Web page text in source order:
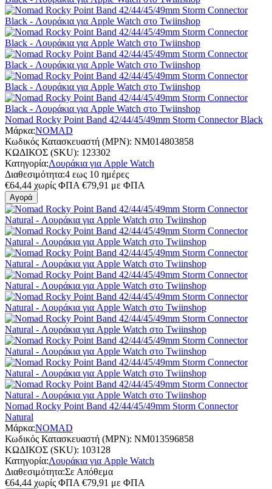
Nomad Rocky Point Band 42/44/45/49mm Storm Connector Black
Μάρκα:NOMAD
Κωδικός Κατασκευαστή (MPN): NM014803858
ΚΩΔΙΚΟΣ (SKU): 123302
Κατηγορία:Λουράκια για Apple Watch
Διαθεσιμότητα:4 εως 10 ημέρες
€64,44 χωρίς ΦΠΑ €79,91 με ΦΠΑ
Αγορά
Nomad Rocky Point Band 42/44/45/49mm Storm Connector
Natural
Μάρκα:NOMAD
Κωδικός Κατασκευαστή (MPN): NM013596858
ΚΩΔΙΚΟΣ (SKU): 103128
Κατηγορία:Λουράκια για Apple Watch
Διαθεσιμότητα:Σε Απόθεμα
€64,44 χωρίς ΦΠΑ €79,91 με ΦΠΑ